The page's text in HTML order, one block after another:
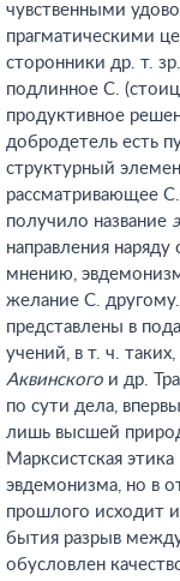
чувственными
прагматическими
сторонники др. т.
подлинное С.
продуктивное
добродетель есть
структурный
рассматривающее С.
получило название
направления
мнению,
желание С.
представлены в
учений, в т. ч. таких,
Аквинского и др.
по сути дела,
лишь высшей
Марксистская
эвдемонизма, но в
прошлого исходит
бытия разрыв
обусловлен